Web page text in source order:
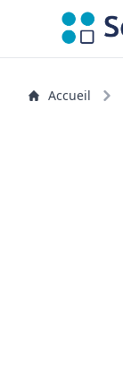
Accueil